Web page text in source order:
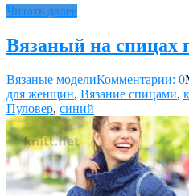
Читать далее
Вязаный на спицах
Вязаные моделиКомментарии: 0
для женщин, Вязание спицами,
Пуловер, синий